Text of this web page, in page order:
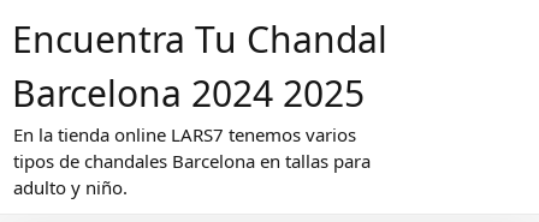
Encuentra Tu Chandal
Barcelona 2024 2025
En la tienda online LARS7 tenemos varios
tipos de chandales Barcelona en tallas para
adulto y niño.